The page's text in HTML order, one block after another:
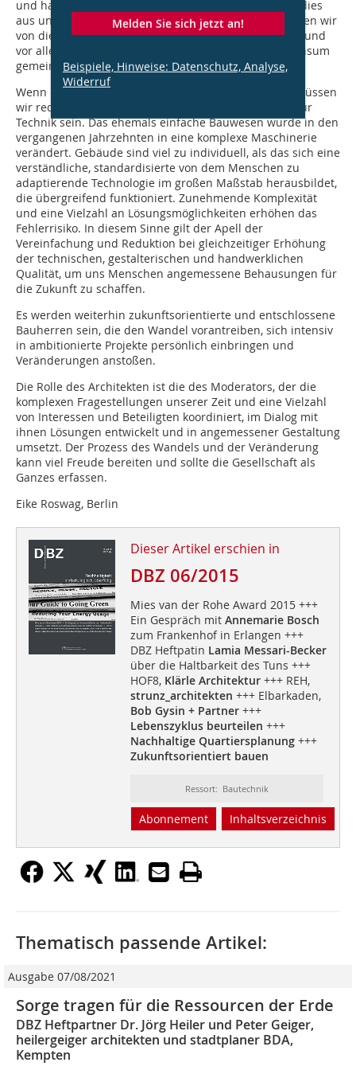
und hat kleine ökologische Fußabdrücke. Auch wenn dies
aus unserer Sichtweise ungewöhnlich erscheint, können wir
von diesen Menschen sehr viel lernen bzw. mit ihnen und
vor allem mit den Menschen an der Schwelle zum Konsum
gemeinsam am Wandel arbeiten.
Wenn es zu einem globalen Ausgleich kommen soll, müssen
wir reduzieren und Vorbild für Intelligenz und nicht für
Technik sein. Das ehemals einfache Bauwesen wurde in den
vergangenen Jahrzehnten in eine komplexe Maschinerie
verändert. Gebäude sind viel zu individuell, als das sich eine
verständliche, standardisierte von dem Menschen zu
adaptierende Technologie im großen Maßstab herausbildet,
die übergreifend funktioniert. Zunehmende Komplexität
und eine Vielzahl an Lösungsmöglichkeiten erhöhen das
Fehlerrisiko. In diesem Sinne gilt der Apell der
Vereinfachung und Reduktion bei gleichzeitiger Erhöhung
der technischen, gestalterischen und handwerklichen
Qualität, um uns Menschen angemessene Behausun­gen für
die Zukunft zu schaffen.
Es werden weiterhin zukunftsorientierte und entschlossene
Bauherren sein, die den Wandel vorantreiben, sich intensiv
in ambi­tionierte Projekte persönlich einbringen und
Veränderungen anstoßen.
Die Rolle des Architekten ist die des Moderators, der die
komplexen Fragestellungen unserer Zeit und eine Vielzahl
von Interessen und Beteiligten koordiniert, im Dialog mit
ihnen Lösungen entwickelt und in angemessen­er Gestaltung
umsetzt. Der Prozess des Wandels und der Veränderung
kann viel Freude bereiten und sollte die Gesellschaft als
Ganzes erfassen.
Eike Roswag, Berlin
Dieser Artikel erschien in
DBZ 06/2015
Mies van der Rohe Award 2015 +++
Ein Gespräch mit Annemarie Bosch
zum Frankenhof in Erlangen +++
DBZ Heftpatin Lamia Messari-Becker
über die Haltbarkeit des Tuns +++
HOF8, Klärle Architektur+++ REH,
strunz_architekten +++ Elbarkaden,
Bob Gysin + Partner+++
Lebenszyklus beurteilen +++
Nachhaltige Quartiersplanung+++
Zukunftsorientiert bauen
Ressort: Bautechnik
Abonnement Inhaltsverzeichnis
Melden Sie sich jetzt an!
Beispiele, Hinweise: Datenschutz, Analyse,
Widerruf
Thematisch passende Artikel:
Ausgabe 07/08/2021
Sorge tragen für die Ressourcen der Erde
DBZ Heftpartner Dr. Jörg Heiler und Peter Geiger,
heilergeiger architekten und stadtplaner BDA,
Kempten